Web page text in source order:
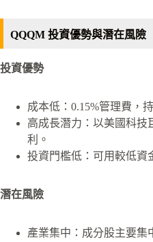
QQQM 投資優勢與潛在風險
投資優勢
成本低：0.15%管理費，
高成長潛力：以美國科技
利。
投資門檻低：可用較低資
潛在風險
產業集中：成分股主要集